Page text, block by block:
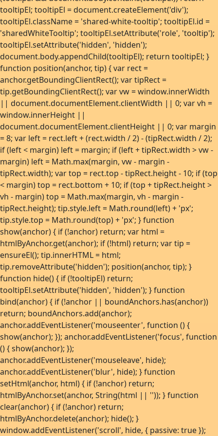
tooltipEl; tooltipEl = document.createElement('div');
tooltipEl.className = 'shared-white-tooltip'; tooltipEl.id =
'sharedWhiteTooltip'; tooltipEl.setAttribute('role', 'tooltip');
tooltipEl.setAttribute('hidden', 'hidden');
document.body.appendChild(tooltipEl); return tooltipEl; }
function position(anchor, tip) { var rect =
anchor.getBoundingClientRect(); var tipRect =
tip.getBoundingClientRect(); var vw = window.innerWidth
|| document.documentElement.clientWidth || 0; var vh =
window.innerHeight ||
document.documentElement.clientHeight || 0; var margin
= 8; var left = rect.left + (rect.width / 2) - (tipRect.width / 2);
if (left < margin) left = margin; if (left + tipRect.width > vw -
margin) left = Math.max(margin, vw - margin -
tipRect.width); var top = rect.top - tipRect.height - 10; if (top
< margin) top = rect.bottom + 10; if (top + tipRect.height >
vh - margin) top = Math.max(margin, vh - margin -
tipRect.height); tip.style.left = Math.round(left) + 'px';
tip.style.top = Math.round(top) + 'px'; } function
show(anchor) { if (!anchor) return; var html =
htmlByAnchor.get(anchor); if (!html) return; var tip =
ensureEl(); tip.innerHTML = html;
tip.removeAttribute('hidden'); position(anchor, tip); }
function hide() { if (!tooltipEl) return;
tooltipEl.setAttribute('hidden', 'hidden'); } function
bind(anchor) { if (!anchor || boundAnchors.has(anchor))
return; boundAnchors.add(anchor);
anchor.addEventListener('mouseenter', function () {
show(anchor); }); anchor.addEventListener('focus', function
() { show(anchor); });
anchor.addEventListener('mouseleave', hide);
anchor.addEventListener('blur', hide); } function
setHtml(anchor, html) { if (!anchor) return;
htmlByAnchor.set(anchor, String(html || '')); } function
clear(anchor) { if (!anchor) return;
htmlByAnchor.delete(anchor); hide(); }
window.addEventListener('scroll', hide, { passive: true });